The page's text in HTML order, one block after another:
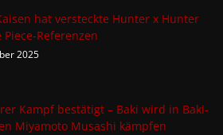
hat versteckte Hunter x Hunter
Piece-Referenzen
2025
Kampf bestätigt – Baki wird in Baki-
Miyamoto Musashi kämpfen